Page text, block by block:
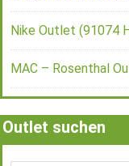
Nike Outlet (91074
MAC – Rosenthal
Outlet suchen